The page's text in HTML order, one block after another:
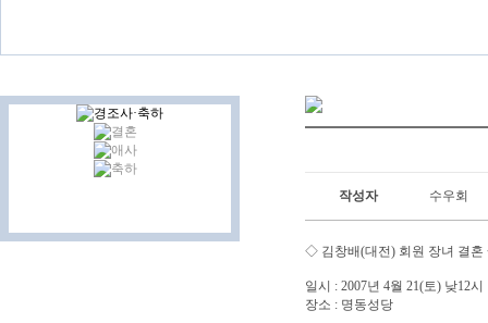
작성자 수우회
◇ 김창배(대전) 회원 장녀 결
일시 : 2007년 4월 21(토) 낮12시
장소 : 명동성당